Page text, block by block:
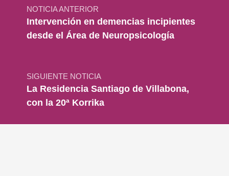
NOTICIA ANTERIOR
Intervención en demencias incipientes
desde el Área de Neuropsicología
SIGUIENTE NOTICIA
La Residencia Santiago de Villabona,
con la 20ª Korrika